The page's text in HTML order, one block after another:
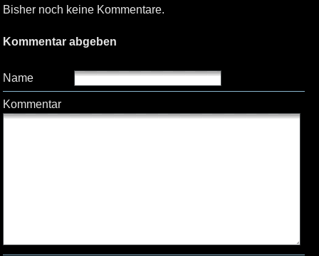
Bisher noch keine Kommentare.
Kommentar abgeben
Name
Kommentar